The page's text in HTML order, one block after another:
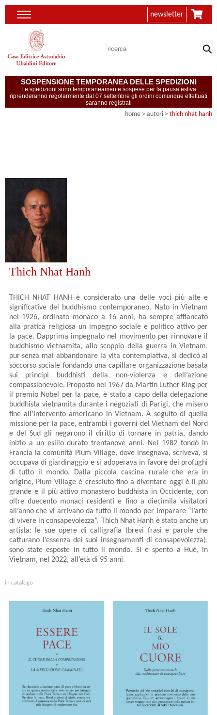
newsletter
SOSPENSIONE TEMPORANEA DELLE SPEDIZIONI
Le spedizioni sono temporaneamente sospese per la pausa estiva
riprenderanno regolarmente dal 07 settembre gli ordini comunque effettuati
saranno registrati
home > autori > thich nhat hanh
Thich Nhat Hanh
THICH NHAT HANH è considerato una delle voci più alte e
significative del buddhismo contemporaneo. Nato in Vietnam
nel 1926, ordinato monaco a 16 anni, ha sempre affiancato
alla pratica religiosa un impegno sociale e politico attivo per
la pace. Dapprima impegnato nel movimento per rinnovare il
buddhismo vietnamita, allo scoppio della guerra in Vietnam,
pur senza mai abbandonare la vita contemplativa, si dedicò al
soccorso sociale fondando una capillare organizzazione basata
sui principi buddhisti della non-violenza e dell’azione
compassionevole. Proposto nel 1967 da Martin Luther King per
il premio Nobel per la pace, è stato a capo della delegazione
buddhista vietnamita durante i negoziati di Parigi, che misero
fine all’intervento americano in Vietnam. A seguito di quella
missione per la pace, entrambi i governi del Vietnam del Nord
e del Sud gli negarono il diritto di tornare in patria, dando
inizio a un esilio durato trentanove anni. Nel 1982 fondò in
Francia la comunità Plum Village, dove insegnava, scriveva, si
occupava di giardinaggio e si adoperava in favore dei profughi
di tutto il mondo. Dalla piccola cascina rurale che era in
origine, Plum Village è cresciuto fino a diventare oggi è il più
grande e il più attivo monastero buddhista in Occidente, con
oltre duecento monaci residenti e fino a diecimila visitatori
all’anno che vi arrivano da tutto il mondo per imparare “l’arte
di vivere in consapevolezza”. Thich Nhat Hanh è stato anche un
artista: le sue opere di calligrafia (brevi frasi e parole che
catturano l’essenza dei suoi insegnamenti di consapevolezza),
sono state esposte in tutto il mondo. Si è spento a Hué, in
Vietnam, nel 2022, all’età di 95 anni.
in catalogo